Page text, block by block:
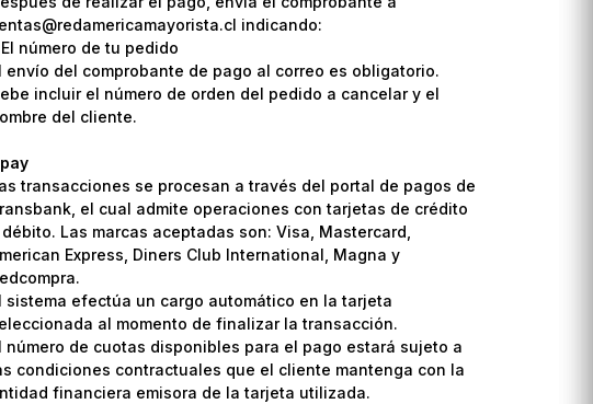
indicando:
número de tu pedido
envío del comprobante de pago al correo es obligatorio.
incluir el número de orden del pedido a cancelar y el
del cliente.
transacciones se procesan a través del portal de pagos de
el cual admite operaciones con tarjetas de crédito
Las marcas aceptadas son: Visa, Mastercard,
Express, Diners Club International, Magna y
sistema efectúa un cargo automático en la tarjeta
al momento de finalizar la transacción.
número de cuotas disponibles para el pago estará sujeto a
condiciones contractuales que el cliente mantenga con la
financiera emisora de la tarjeta utilizada.